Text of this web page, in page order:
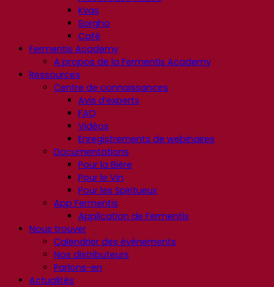
Kvas
Sorgho
Café
Fermentis Academy
A propos de la Fermentis Academy
Ressources
Centre de connaissances
Avis d’experts
FAQ
Vidéos
Enregistrements de webinaires
Documentations
Pour la Bière
Pour le Vin
Pour les Spiritueux
App Fermentis
Application de Fermentis
Nous trouver
Calendrier des événements
Nos distributeurs
Parlons-en
Actualités